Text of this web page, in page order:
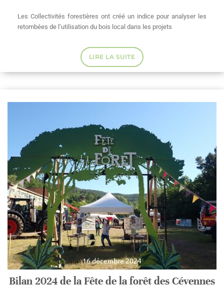
Les Collectivités forestières ont créé un indice pour analyser les
retombées de l’utilisation du bois local dans les projets
LIRE LA SUITE
16 décembre 2024
Bilan 2024 de la Fête de la forêt des Cévennes